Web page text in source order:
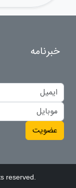
خبرنامه
عضویت
reserved.